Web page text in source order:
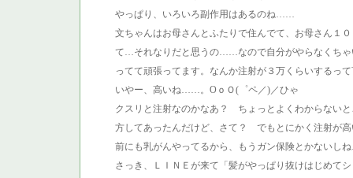
やっぱり、いろいろ副作用はあるのね……
文ちゃんはお母さんとふたりで住んでて、お母さん１
て…それなりだと思うの……なので自分がやらなくちゃ
ってて頑張ってます。なんか注射が３万くらいするっ
いやー、高いね……。OｏＯ(゜ペ／)／ひゃ
クスリと注射なのかなあ？ ちょっとよくわからない
方してあったんだけど、さて？ でもとにかく注射
前にも乳がんやってるから、もうガン保険とかないし
さっき、ＬＩＮＥが来て「髪がやっぱり抜けはじめて